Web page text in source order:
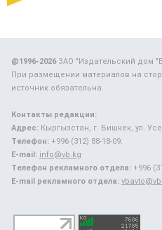
@1996-2026ЗАО "Издательский дом
При размещении материалов на
источник обязательна.
Контакты редакции:
Адрес: Кыргызстан, г. Бишкек, ул.
Телефон: +996 (312) 88-18-09.
E-mail: info@vb.kg
Телефон рекламного отдела: +996
E-mail рекламного отдела: